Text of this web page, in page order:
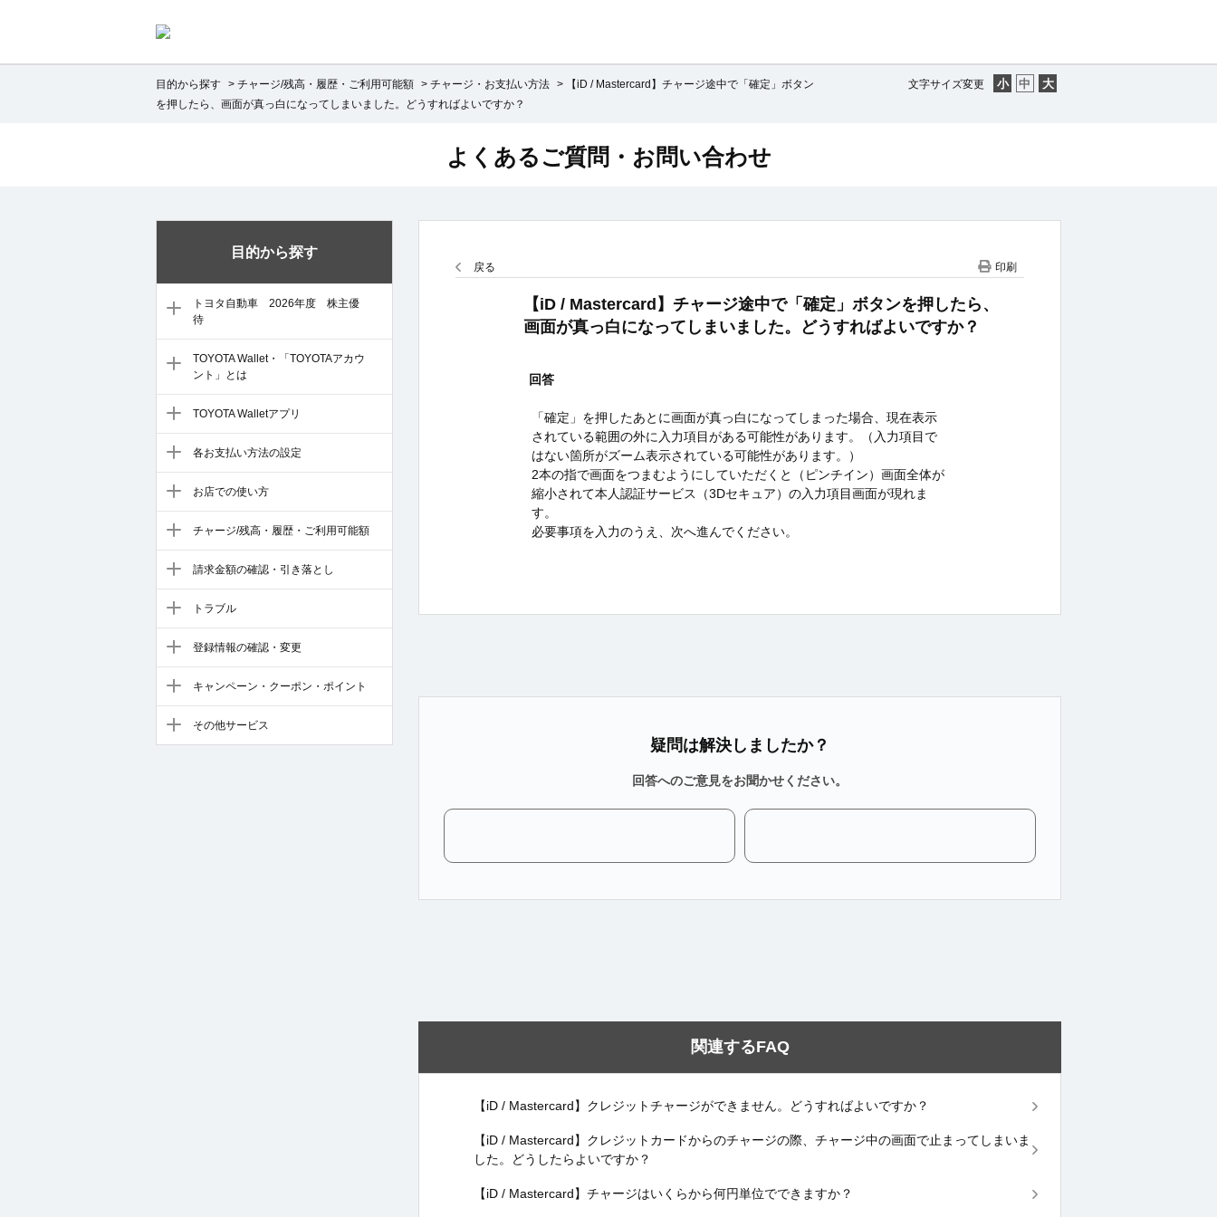
文字サイズ変更
目的から探す > チャージ/残高・履歴・ご利用可能額 > チャージ・お支払い方法 >
【iD / Mastercard】チャージ途中で「確定」ボタン
を押したら、画面が真っ白になってしまいました。どうすればよいですか？
目的から探す
トヨタ自動車 2026年度 株主優
待
TOYOTA Wallet・「TOYOTAアカウ
ント」とは
TOYOTA Walletアプリ
各お支払い方法の設定
お店での使い方
チャージ/残高・履歴・ご利用可能額
請求金額の確認・引き落とし
トラブル
登録情報の確認・変更
キャンペーン・クーポン・ポイント
その他サービス
よくあるご質問・お問い合わせ
戻る 印刷
【iD / Mastercard】チャージ途中で「確定」ボタンを押したら、
画面が真っ白になってしまいました。どうすればよいですか？
回答
「確定」を押したあとに画面が真っ白になってしまった場合、現在表示
されている範囲の外に入力項目がある可能性があります。（入力項目で
はない箇所がズーム表示されている可能性があります。）
2本の指で画面をつまむようにしていただくと（ピンチイン）画面全体が
縮小されて本人認証サービス（3Dセキュア）の入力項目画面が現れま
す。
必要事項を入力のうえ、次へ進んでください。
疑問は解決しましたか？
回答へのご意見をお聞かせください。
関連するFAQ
【iD / Mastercard】クレジットチャージができません。どうすればよいですか？
【iD / Mastercard】クレジットカードからのチャージの際、チャージ中の画面で止まってしまいま
した。どうしたらよいですか？
【iD / Mastercard】チャージはいくらから何円単位でできますか？